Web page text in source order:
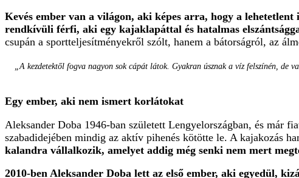
Kevés ember van a világon, aki képes arra, hogy a
rendkívüli férfi, aki egy kajaklapáttal és hatalmas
csupán a sportteljesítményekről szólt, hanem a bátorságról, az
„A kezdetektől fogva nagyon sok cápát látok. Gyakran úsznak a víz felszínén,
Egy ember, aki nem ismert korlátokat
Aleksander Doba 1946-ban született Lengyelországban, és már
szabadidejében mindig az aktív pihenés kötötte le. A kajakozás
kalandra vállalkozik, amelyet addig még senki nem mert
2010-ben Aleksander Doba lett az első ember, aki egyedül,